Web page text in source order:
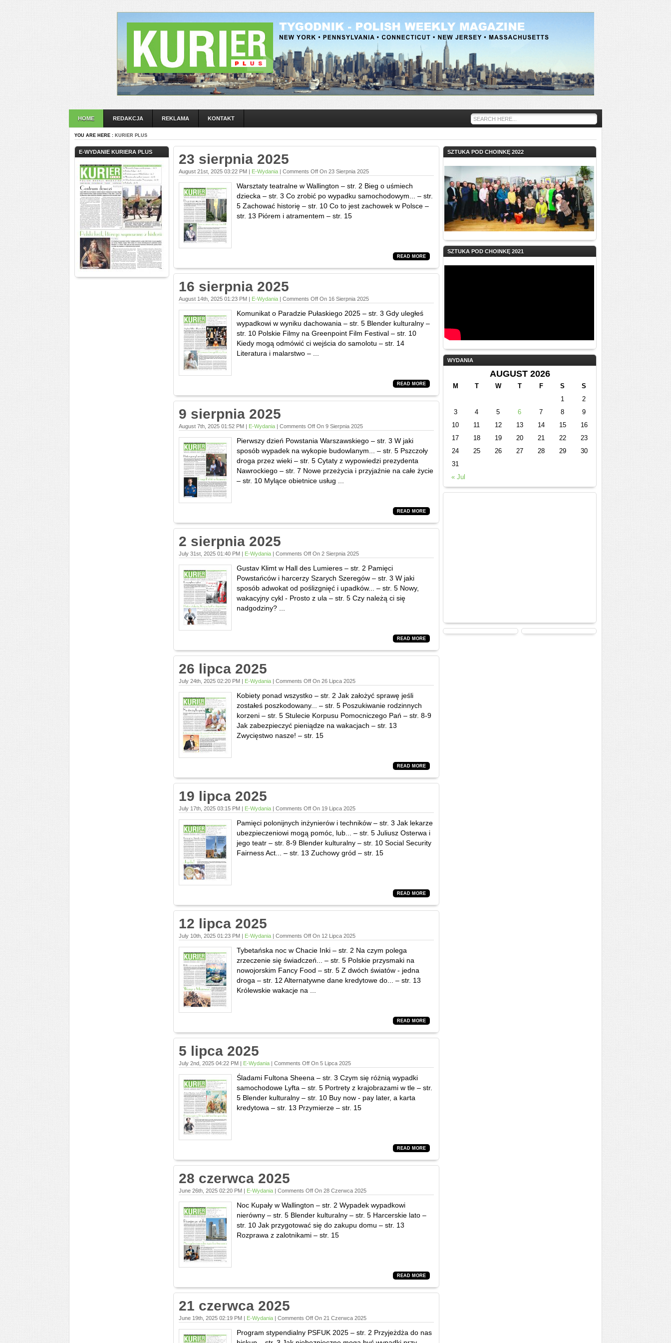
HOME REDAKCJA REKLAMA KONTAKT
YOU ARE HERE : KURIER PLUS
E-WYDANIE KURIERA PLUS 23 sierpnia 2025
August 21st, 2025 03:22 PM | E-Wydania | Comments Off On 23 Sierpnia 2025
Warsztaty teatralne w Wallington – str. 2 Bieg o uśmiech
dziecka – str. 3 Co zrobić po wypadku samochodowym... – str.
5 Zachować historię – str. 10 Co to jest zachowek w Polsce –
str. 13 Piórem i atramentem – str. 15
READ MORE
16 sierpnia 2025
August 14th, 2025 01:23 PM | E-Wydania | Comments Off On 16 Sierpnia 2025
Komunikat o Paradzie Pułaskiego 2025 – str. 3 Gdy uległeś
wypadkowi w wyniku dachowania – str. 5 Blender kulturalny –
str. 10 Polskie Filmy na Greenpoint Film Festival – str. 10
Kiedy mogą odmówić ci wejścia do samolotu – str. 14
Literatura i malarstwo – ...
READ MORE
9 sierpnia 2025
August 7th, 2025 01:52 PM | E-Wydania | Comments Off On 9 Sierpnia 2025
Pierwszy dzień Powstania Warszawskiego – str. 3 W jaki
sposób wypadek na wykopie budowlanym... – str. 5 Pszczoły
droga przez wieki – str. 5 Cytaty z wypowiedzi prezydenta
Nawrockiego – str. 7 Nowe przeżycia i przyjaźnie na całe życie
– str. 10 Mylące obietnice usług ...
READ MORE
2 sierpnia 2025
July 31st, 2025 01:40 PM | E-Wydania | Comments Off On 2 Sierpnia 2025
Gustav Klimt w Hall des Lumieres – str. 2 Pamięci
Powstańców i harcerzy Szarych Szeregów – str. 3 W jaki
sposób adwokat od poślizgnięć i upadków... – str. 5 Nowy,
wakacyjny cykl - Prosto z ula – str. 5 Czy należą ci się
nadgodziny? ...
READ MORE
26 lipca 2025
July 24th, 2025 02:20 PM | E-Wydania | Comments Off On 26 Lipca 2025
Kobiety ponad wszystko – str. 2 Jak założyć sprawę jeśli
zostałeś poszkodowany... – str. 5 Poszukiwanie rodzinnych
korzeni – str. 5 Stulecie Korpusu Pomocniczego Pań – str. 8-9
Jak zabezpieczyć pieniądze na wakacjach – str. 13
Zwycięstwo nasze! – str. 15
READ MORE
19 lipca 2025
July 17th, 2025 03:15 PM | E-Wydania | Comments Off On 19 Lipca 2025
Pamięci polonijnych inżynierów i techników – str. 3 Jak lekarze
ubezpieczeniowi mogą pomóc, lub... – str. 5 Juliusz Osterwa i
jego teatr – str. 8-9 Blender kulturalny – str. 10 Social Security
Fairness Act... – str. 13 Zuchowy gród – str. 15
READ MORE
12 lipca 2025
July 10th, 2025 01:23 PM | E-Wydania | Comments Off On 12 Lipca 2025
Tybetańska noc w Chacie Inki – str. 2 Na czym polega
zrzeczenie się świadczeń... – str. 5 Polskie przysmaki na
nowojorskim Fancy Food – str. 5 Z dwóch światów - jedna
droga – str. 12 Alternatywne dane kredytowe do... – str. 13
Królewskie wakacje na ...
READ MORE
5 lipca 2025
July 2nd, 2025 04:22 PM | E-Wydania | Comments Off On 5 Lipca 2025
Śladami Fultona Sheena – str. 3 Czym się różnią wypadki
samochodowe Lyfta – str. 5 Portrety z krajobrazami w tle – str.
5 Blender kulturalny – str. 10 Buy now - pay later, a karta
kredytowa – str. 13 Przymierze – str. 15
READ MORE
28 czerwca 2025
June 26th, 2025 02:20 PM | E-Wydania | Comments Off On 28 Czerwca 2025
Noc Kupały w Wallington – str. 2 Wypadek wypadkowi
nierówny – str. 5 Blender kulturalny – str. 5 Harcerskie lato –
str. 10 Jak przygotować się do zakupu domu – str. 13
Rozprawa z zalotnikami – str. 15
READ MORE
21 czerwca 2025
June 19th, 2025 02:19 PM | E-Wydania | Comments Off On 21 Czerwca 2025
Program stypendialny PSFUK 2025 – str. 2 Przyjeżdża do nas
SZTUKA POD CHOINKĘ 2022
SZTUKA POD CHOINKĘ 2021
WYDANIA
AUGUST 2026
M T W T F S S
« Jul
1
2
3
4 5 6 7 8
9
10
11 12 13 14 15
16
17
18 19 20 21 22
23
24
25 26 27 28 29
30
31